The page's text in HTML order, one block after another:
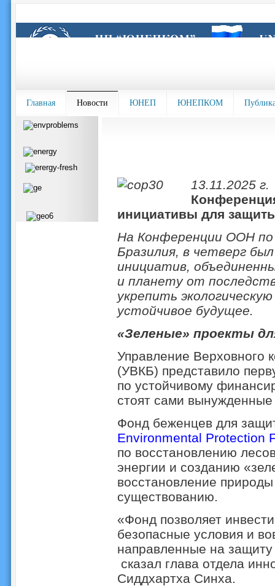
Главная Новости ЮНЕП ЮНЕПКОМ
13.11.2025 г.
инициативы для
На Конференции ООН по
Бразилия, в четверг
инициатив,
и планету от
укрепить
устойчивое будущее.
«Зеленые» проекты
Управление Верховного
(УВКБ) представило
по устойчивому
стоят сами
Фонд беженцев для
Environmental Protection
по восстановлению
энергии и созданию
восстановление
существованию.
«Фонд позволяет
безопасные условия и
направленные на защиту
сказал глава отдела
Сиддхартха Синха.